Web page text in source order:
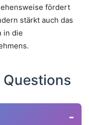
fördert
stärkt auch das
in die
-